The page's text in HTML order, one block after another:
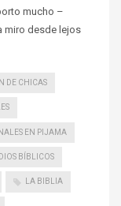
mucho –
desde lejos
DE CHICAS
EN PIJAMA
BÍBLICOS
LA BIBLIA